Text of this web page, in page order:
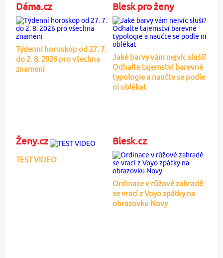
Dáma.cz
Týdenní horoskop od 27. 7.
do 2. 8. 2026 pro všechna
znamení
Blesk pro ženy
Jaké barvy vám nejvíc sluší?
Odhalte tajemství barevné
typologie a naučte se podle
ní oblékat
Ženy.cz
TEST VIDEO
Blesk.cz
Ordinace v růžové zahradě
se vrací z Voyo zpátky na
obrazovku Novy